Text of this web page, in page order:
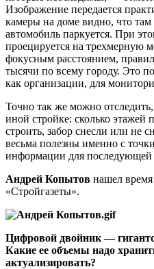
Изображение передается
камеры на доме видно, что
автомобиль паркуется. При
проецируется на трехмерную
фокусным расстоянием,
тысячи по всему городу. Это
как организации, для
Точно так же можно
иной стройке: сколько этажей
строить, забор снесли или не
весьма полезны именно с
информации для последующей
Андрей Копытов нашел
«Стройгазеты».
Цифровой двойник —
Какие ее объемы надо
актуализировать?